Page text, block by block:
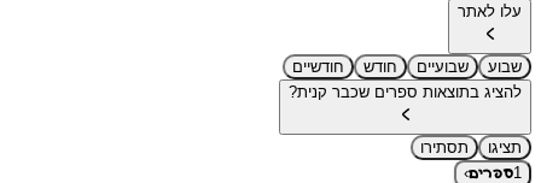
עלו לאתר
שבוע שבועיים חודש
חודשיים
להציג בתוצאות ספרים שכבר קנית?
תציגו
תסתירו
1ספרים›